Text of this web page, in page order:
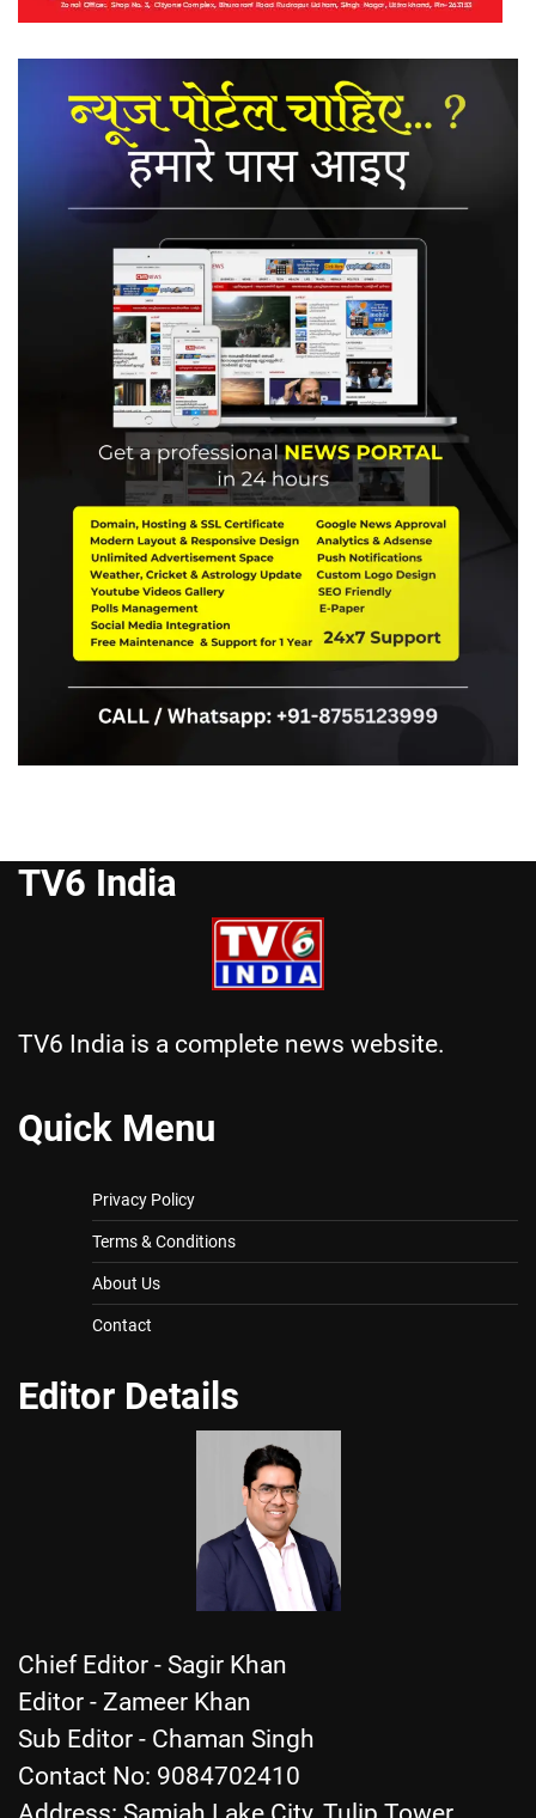
TV6 India
TV6 India is a complete news website.
Quick Menu
Privacy Policy
Terms & Conditions
About Us
Contact
Editor Details
Chief Editor - Sagir Khan
Editor - Zameer Khan
Sub Editor - Chaman Singh
Contact No: 9084702410